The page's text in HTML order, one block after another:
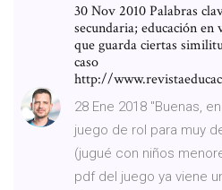
30 Nov 2010 Palabras
secundaria; educación
que guarda ciertas
caso
http://
28 Ene 2018 "Buenas,
juego de rol para muy
(jugué con niños
pdf del juego ya viene